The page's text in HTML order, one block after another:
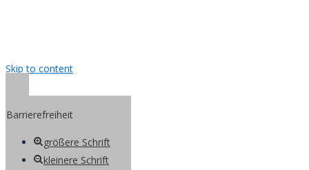
Skip to content
Barrierefreiheit
größere Schrift
kleinere Schrift